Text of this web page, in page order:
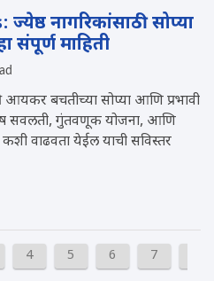
नागरिकांसाठी सोप्या
माहिती
आयकर बचतीच्या सोप्या आणि प्रभावी
सवलती, गुंतवणूक योजना, आणि
कशी वाढवता येईल याची सविस्तर
4 5 6 7